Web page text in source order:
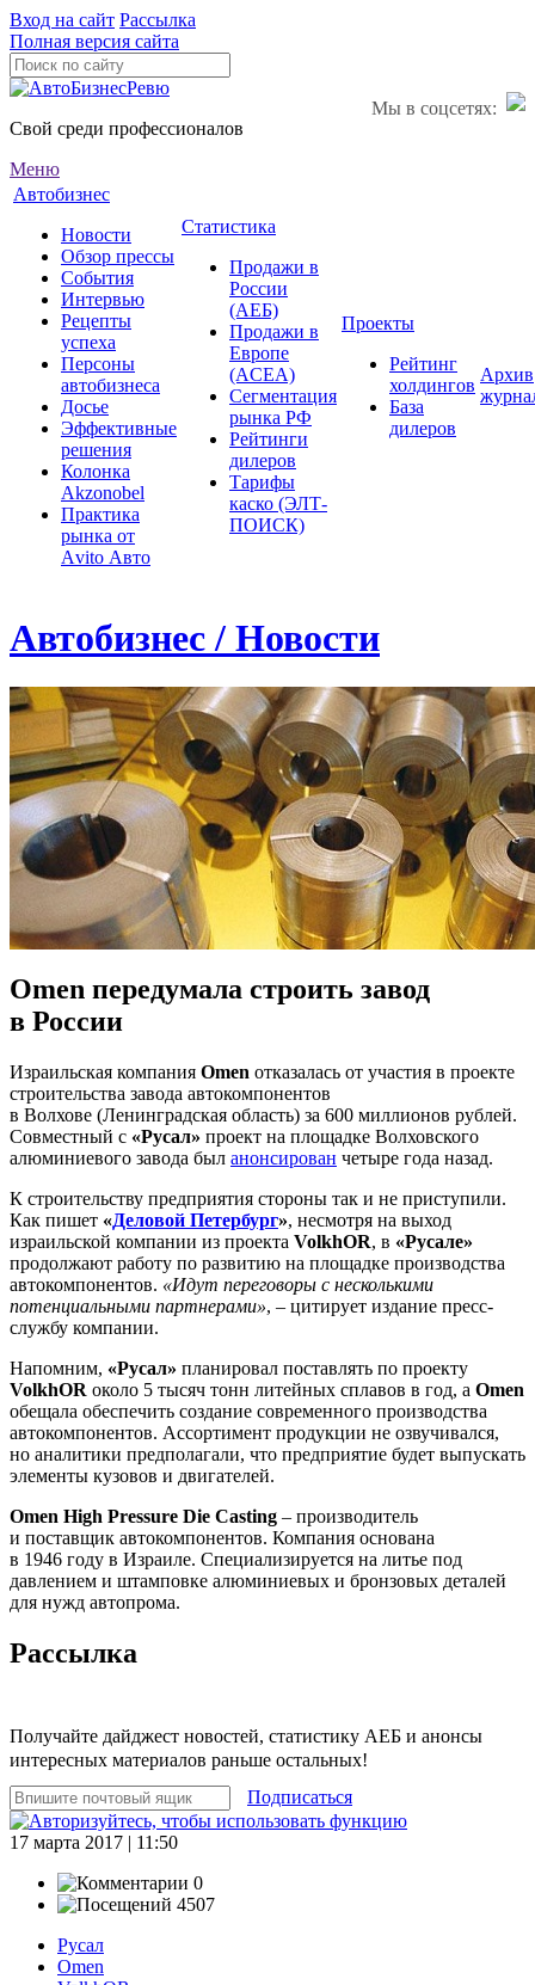
Вход на сайт Рассылка
Полная версия сайта
Мы в соцсетях:
Свой среди профессионалов
Меню
Автобизнес
Новости
Обзор прессы
События
Интервью
Рецепты
успеха
Персоны
автобизнеса
Досье
Эффективные
решения
Колонка
Akzonobel
Практика
рынка от
Аvito Авто
Статистика
Продажи в
России
(АЕБ)
Продажи в
Европе
(ACEA)
Сегментация
рынка РФ
Рейтинги
дилеров
Тарифы
каско (ЭЛТ-
ПОИСК)
Проекты
Рейтинг
холдингов
База
дилеров
Архив
Автобизнес / Новости
Omen передумала строить завод
в России
Израильская компания Omen отказалась от участия в проекте
строительства завода автокомпонентов
в Волхове (Ленинградская область) за 600 миллионов рублей.
Совместный с «Русал» проект на площадке Волховского
алюминиевого завода был анонсирован четыре года назад.
К строительству предприятия стороны так и не приступили.
Как пишет «Деловой Петербург», несмотря на выход
израильской компании из проекта VolkhOR, в «Русале»
продолжают работу по развитию на площадке производства
автокомпонентов. «Идут переговоры с несколькими
потенциальными партнерами», – цитирует издание пресс-
службу компании.
Напомним, «Русал» планировал поставлять по проекту
VolkhOR около 5 тысяч тонн литейных сплавов в год, а Omen
обещала обеспечить создание современного производства
автокомпонентов. Ассортимент продукции не озвучивался,
но аналитики предполагали, что предприятие будет выпускать
элементы кузовов и двигателей.
Omen High Pressure Die Casting – производитель
и поставщик автокомпонентов. Компания основана
в 1946 году в Израиле. Специализируется на литье под
давлением и штамповке алюминиевых и бронзовых деталей
для нужд автопрома.
Рассылка
Получайте дайджест новостей, статистику АЕБ и анонсы
интересных материалов раньше остальных!
Подписаться
17 марта 2017 | 11:50
0
4507
Русал
Omen